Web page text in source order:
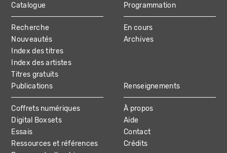
MAIN
NAVIGATION
Catalogue
Recherche
Nouveautés
Index des titres
Index des artistes
Titres gratuits
Programmation
En cours
Archives
Publications
Coffrets numériques
Digital Boxsets
Essais
Ressources et références
Renseignements
À propos
Aide
Contact
Crédits